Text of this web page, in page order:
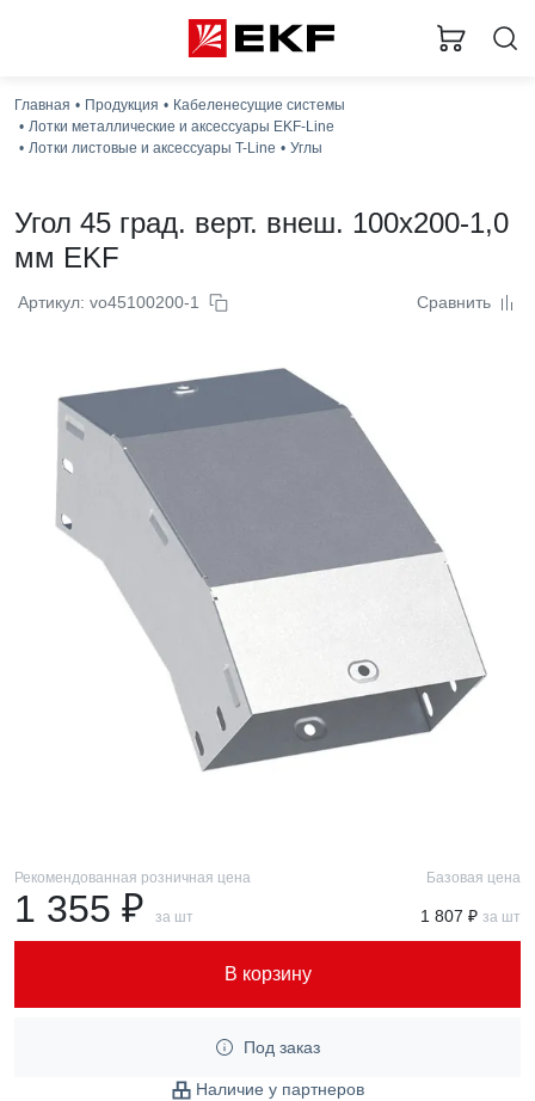
Главная Продукция
Кабеленесущие системы
Лотки металлические и аксессуары EKF-Line
Лотки листовые и аксессуары T-Line
Углы
Угол 45 град. верт. внеш. 100x200-1,0
мм EKF
Артикул: vo45100200-1 Сравнить
Рекомендованная розничная цена
1 355 ₽ за шт
Базовая цена
1 807 ₽ за шт
В корзину
Под заказ
Наличие у партнеров